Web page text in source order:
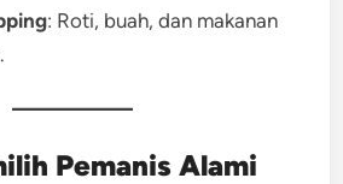
: Roti, buah, dan makanan
Pemanis Alami